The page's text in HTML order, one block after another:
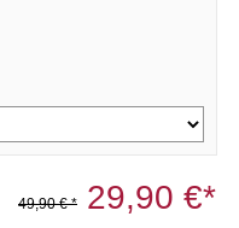
49,90 € * 29,90 €*